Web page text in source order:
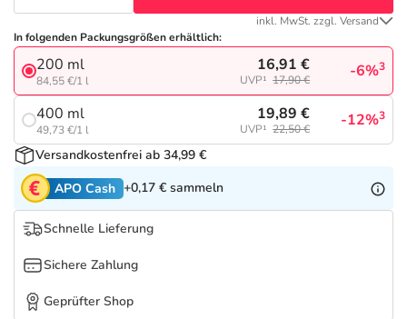
Tierapotheke
Vitamine & Mineralstoffe
Marken
Täglich gut versorgt
Salus Deals
inkl. MwSt. zzgl. Versand
In folgenden Packungsgrößen erhältlich:
200 ml
84,55 €/1 l
16,91 €
UVP¹ 17,90 € -6%3
400 ml
49,73 €/1 l
19,89 €
UVP¹ 22,50 € -12%3
Versandkostenfrei ab 34,99 €
APO Cash +0,17 € sammeln
Schnelle Lieferung
Sichere Zahlung
Geprüfter Shop